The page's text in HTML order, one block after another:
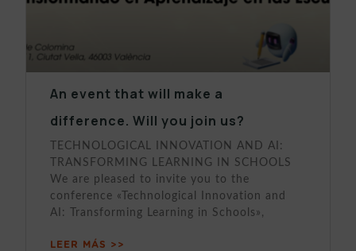
An event that will make a
difference. Will you join us?
TECHNOLOGICAL INNOVATION AND AI:
TRANSFORMING LEARNING IN SCHOOLS
We are pleased to invite you to the
conference «Technological Innovation and
AI: Transforming Learning in Schools»,
LEER MÁS >>